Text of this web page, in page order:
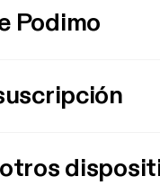
Podimo